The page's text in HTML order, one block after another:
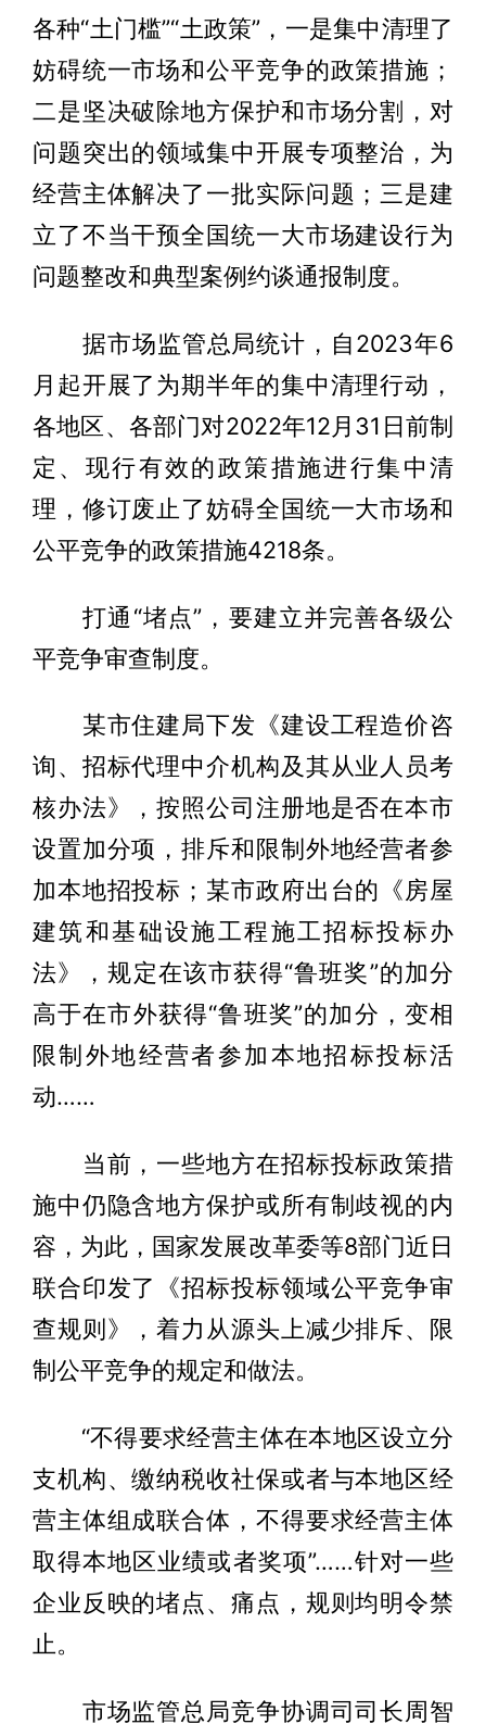
各种“土门槛”“土政策”，一是集中清理了
妨碍统一市场和公平竞争的政策措施；
二是坚决破除地方保护和市场分割，对
问题突出的领域集中开展专项整治，为
经营主体解决了一批实际问题；三是建
立了不当干预全国统一大市场建设行为
问题整改和典型案例约谈通报制度。
据市场监管总局统计，自2023年6
月起开展了为期半年的集中清理行动，
各地区、各部门对2022年12月31日前制
定、现行有效的政策措施进行集中清
理，修订废止了妨碍全国统一大市场和
公平竞争的政策措施4218条。
打通“堵点”，要建立并完善各级公
平竞争审查制度。
某市住建局下发《建设工程造价咨
询、招标代理中介机构及其从业人员考
核办法》，按照公司注册地是否在本市
设置加分项，排斥和限制外地经营者参
加本地招投标；某市政府出台的《房屋
建筑和基础设施工程施工招标投标办
法》，规定在该市获得“鲁班奖”的加分
高于在市外获得“鲁班奖”的加分，变相
限制外地经营者参加本地招标投标活
动……
当前，一些地方在招标投标政策措
施中仍隐含地方保护或所有制歧视的内
容，为此，国家发展改革委等8部门近日
联合印发了《招标投标领域公平竞争审
查规则》，着力从源头上减少排斥、限
制公平竞争的规定和做法。
“不得要求经营主体在本地区设立分
支机构、缴纳税收社保或者与本地区经
营主体组成联合体，不得要求经营主体
取得本地区业绩或者奖项”……针对一些
企业反映的堵点、痛点，规则均明令禁
止。
市场监管总局竞争协调司司长周智